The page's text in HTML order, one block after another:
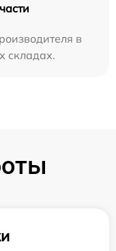
в
складах.